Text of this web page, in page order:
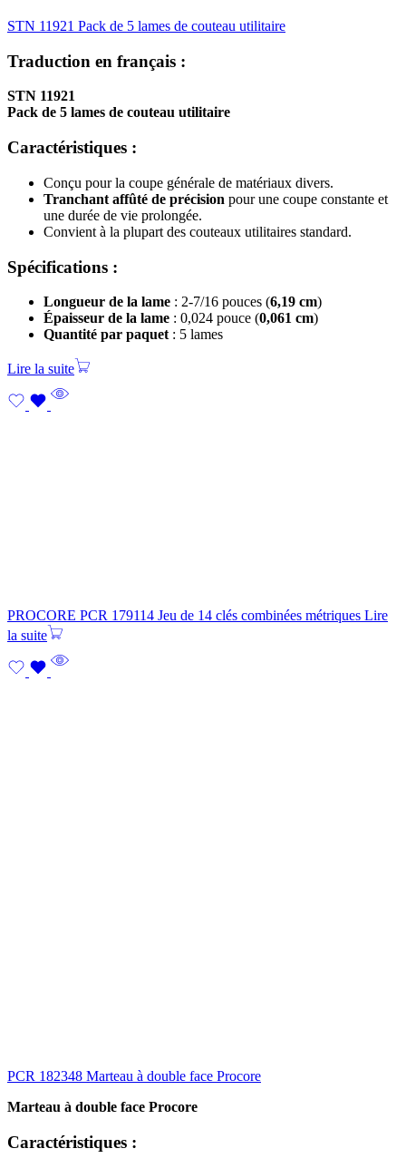
STN 11921 Pack de 5 lames de couteau utilitaire
Traduction en français :
STN 11921
Pack de 5 lames de couteau utilitaire
Caractéristiques :
Conçu pour la coupe générale de matériaux divers.
Tranchant affûté de précision pour une coupe constante et
une durée de vie prolongée.
Convient à la plupart des couteaux utilitaires standard.
Spécifications :
Longueur de la lame : 2-7/16 pouces (6,19 cm)
Épaisseur de la lame : 0,024 pouce (0,061 cm)
Quantité par paquet : 5 lames
Lire la suite
PROCORE PCR 179114 Jeu de 14 clés combinées métriques Lire
la suite
PCR 182348 Marteau à double face Procore
Marteau à double face Procore
Caractéristiques :